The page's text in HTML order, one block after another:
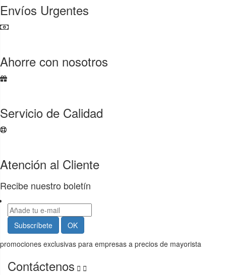
Envíos Urgentes
Ahorre con nosotros
Servicio de Calidad
Atención al Cliente
Recibe nuestro boletín
promociones exclusivas para empresas a precios de mayorista
Contáctenos  